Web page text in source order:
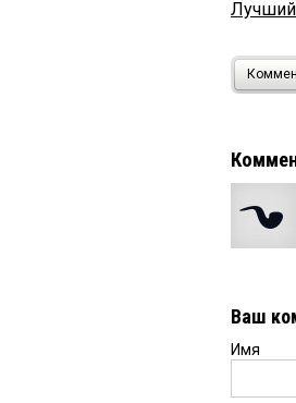
Лучший
Ваш
Имя